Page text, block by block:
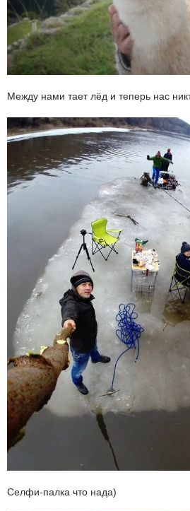
Между нами тает лёд и теперь нас
Селфи-палка что нада)